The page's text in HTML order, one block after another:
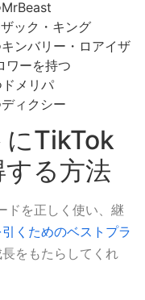
ック・キング
ンバリー・ロアイザ
ーを持つ
メリパ
ィクシー
にTikTok
る方法
ドを正しく使い、継
くためのベストプラ
をもたらしてくれ